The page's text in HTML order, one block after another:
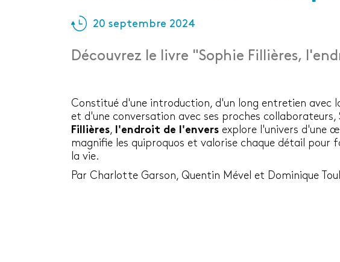
20 septembre 2024
Découvrez le livre "Sophie Fillières,
Constitué d'une introduction, d'un long entretien avec
et d'une conversation avec ses proches collaborateurs,
Fillières, l'endroit de l'envers explore l'univers d'une
magnifie les quiproquos et valorise chaque détail pour
la vie.
Par Charlotte Garson, Quentin Mével et Dominique